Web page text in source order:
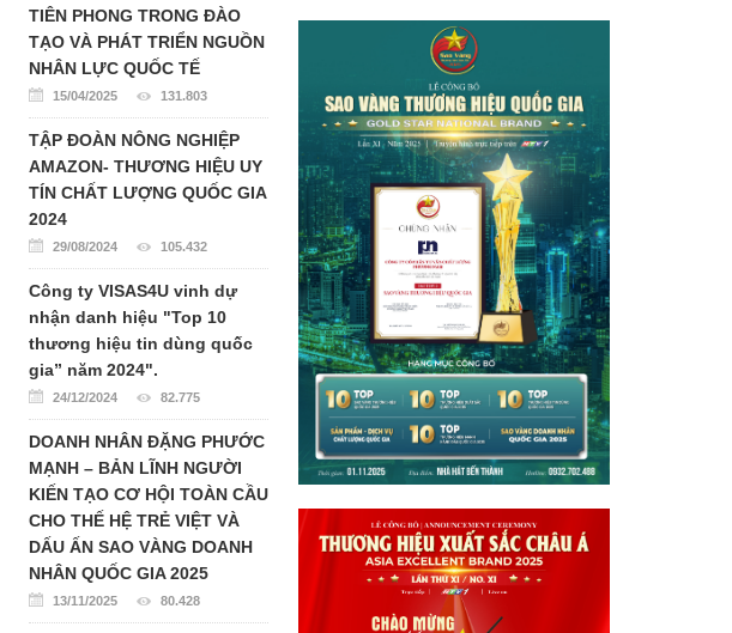
TIÊN PHONG TRONG ĐÀO
TẠO VÀ PHÁT TRIỂN NGUỒN
NHÂN LỰC QUỐC TẾ
15/04/2025 131.803
TẬP ĐOÀN NÔNG NGHIỆP
AMAZON- THƯƠNG HIỆU UY
TÍN CHẤT LƯỢNG QUỐC GIA
2024
29/08/2024 105.432
Công ty VISAS4U vinh dự
nhận danh hiệu "Top 10
thương hiệu tin dùng quốc
gia” năm 2024".
24/12/2024 82.775
DOANH NHÂN ĐẶNG PHƯỚC
MẠNH – BẢN LĨNH NGƯỜI
KIẾN TẠO CƠ HỘI TOÀN CẦU
CHO THẾ HỆ TRẺ VIỆT VÀ
DẤU ẤN SAO VÀNG DOANH
NHÂN QUỐC GIA 2025
13/11/2025 80.428